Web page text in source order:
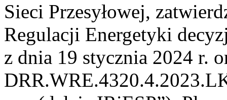
Sieci Przesyłowej,
Regulacji Energetyki
z dnia 19 stycznia 2024 r.